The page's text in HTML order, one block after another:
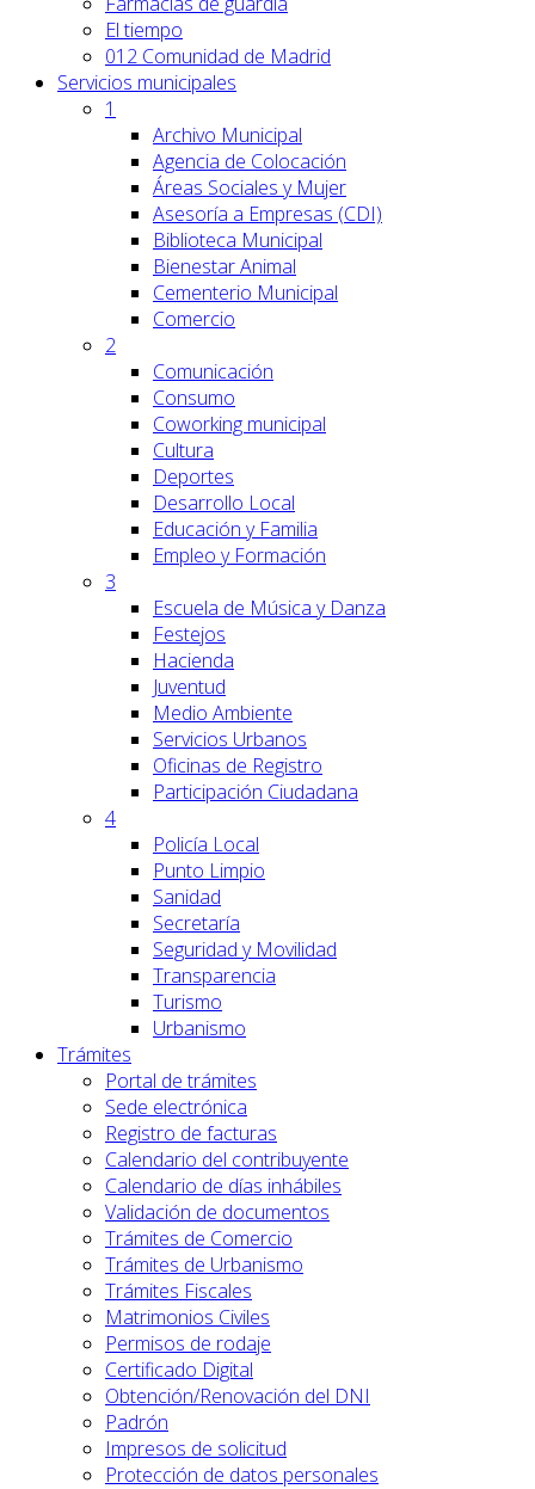
El tiempo
012 Comunidad de Madrid
Servicios municipales
1
Archivo Municipal
Agencia de Colocación
Áreas Sociales y Mujer
Asesoría a Empresas (CDI)
Biblioteca Municipal
Bienestar Animal
Cementerio Municipal
Comercio
2
Comunicación
Consumo
Coworking municipal
Cultura
Deportes
Desarrollo Local
Educación y Familia
Empleo y Formación
3
Escuela de Música y Danza
Festejos
Hacienda
Juventud
Medio Ambiente
Servicios Urbanos
Oficinas de Registro
Participación Ciudadana
4
Policía Local
Punto Limpio
Sanidad
Secretaría
Seguridad y Movilidad
Transparencia
Turismo
Urbanismo
Trámites
Portal de trámites
Sede electrónica
Registro de facturas
Calendario del contribuyente
Calendario de días inhábiles
Validación de documentos
Trámites de Comercio
Trámites de Urbanismo
Trámites Fiscales
Matrimonios Civiles
Permisos de rodaje
Certificado Digital
Obtención/Renovación del DNI
Padrón
Impresos de solicitud
Protección de datos personales